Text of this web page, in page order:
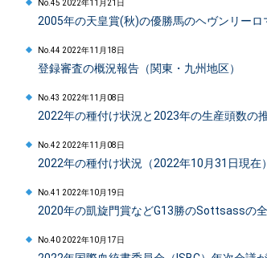
No.45 2022年11月21日
2005年の天皇賞(秋)の優勝馬のヘヴンリー
No.44 2022年11月18日
登録審査の概況報告（関東・九州地区）
No.43 2022年11月08日
2022年の種付け状況と2023年の生産頭数の
No.42 2022年11月08日
2022年の種付け状況（2022年10月31日現在）
No.41 2022年10月19日
2020年の凱旋門賞などG13勝のSottsassの
No.40 2022年10月17日